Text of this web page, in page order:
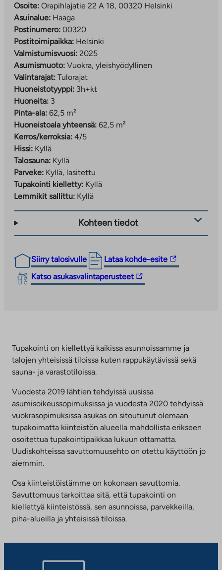
Osoite: Orapihlajatie 22 A 18, 00320 Helsinki
Asuinalue: Haaga
Postinumero: 00320
Postitoimipaikka: Helsinki
Valmistumisvuosi: 2025
Asumismuoto: Vuokra, yleishyödyllinen
Valintarajat: Tulorajat
Huoneistotyyppi: 3h+kt
Huoneita: 3
Pinta-ala: 62,5 m²
Huoneistoala yhteensä: 62,5 m²
Kerros/kerroksia: 4/5
Hissi: Kyllä
Talosauna: Kyllä
Parveke: Kyllä, lasitettu
Tupakointi kielletty: Kyllä
Lemmikit sallittu: Kyllä
Kohteen tiedot
Siirry talosivulle Lataa kohde-esite
Linkki
vie
ulkopuoliseen
Katso asukasvalintaperusteet
Linkki
vie
uuteen
välilehteen
Tupakointi on kiellettyä kaikissa asunnoissamme ja
talojen yhteisissä tiloissa kuten rappukäytävissä sekä
sauna- ja varastotiloissa.
Vuodesta 2019 lähtien tehdyissä uusissa
asumisoikeussopimuksissa ja vuodesta 2020 tehdyissä
vuokrasopimuksissa asukas on sitoutunut olemaan
tupakoimatta kiinteistön alueella mahdollista erikseen
osoitettua tupakointipaikkaa lukuun ottamatta.
Uudiskohteissa savuttomuusehto on otettu käyttöön jo
aiemmin.
Osa kiinteistöistämme on kokonaan savuttomia.
Savuttomuus tarkoittaa sitä, että tupakointi on
kiellettyä kiinteistössä, sen asunnoissa, parvekkeilla,
piha-alueilla ja yhteisissä tiloissa.